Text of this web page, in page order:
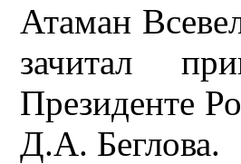
Атаман
зачитал
Президенте
Д.А. Беглова.